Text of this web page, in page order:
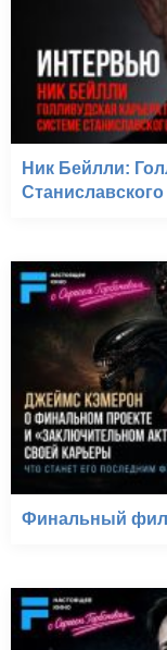
Ник Бейлли:
Станиславского
Финальный